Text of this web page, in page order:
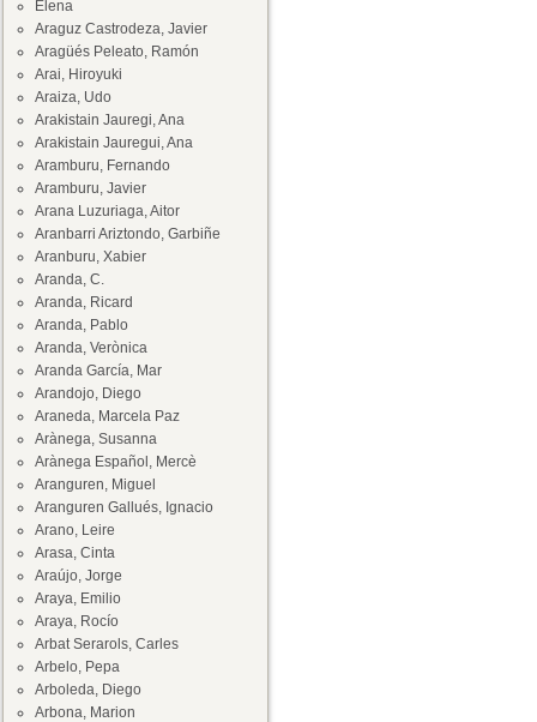
Elena
Araguz Castrodeza, Javier
Aragüés Peleato, Ramón
Arai, Hiroyuki
Araiza, Udo
Arakistain Jauregi, Ana
Arakistain Jauregui, Ana
Aramburu, Fernando
Aramburu, Javier
Arana Luzuriaga, Aitor
Aranbarri Ariztondo, Garbiñe
Aranburu, Xabier
Aranda, C.
Aranda, Ricard
Aranda, Pablo
Aranda, Verònica
Aranda García, Mar
Arandojo, Diego
Araneda, Marcela Paz
Arànega, Susanna
Arànega Español, Mercè
Aranguren, Miguel
Aranguren Gallués, Ignacio
Arano, Leire
Arasa, Cinta
Araújo, Jorge
Araya, Emilio
Araya, Rocío
Arbat Serarols, Carles
Arbelo, Pepa
Arboleda, Diego
Arbona, Marion